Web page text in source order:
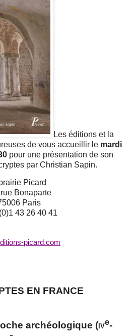
Les éditions et la
de vous accueillir le mardi
pour une présentation de son
par Christian Sapin.
Picard
Bonaparte
Paris
43 26 40 41
picard.com
EN FRANCE
archéologique (ive-